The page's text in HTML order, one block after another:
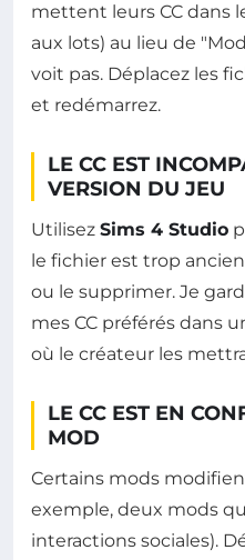
mettent leurs CC dans
aux lots) au lieu de
voit pas. Déplacez les
et redémarrez.
LE CC EST
VERSION DU JEU
Utilisez Sims 4 Studio
le fichier est trop
ou le supprimer. Je
mes CC préférés dans
où le créateur les
LE CC EST EN
MOD
Certains mods
exemple, deux mods
interactions sociales).